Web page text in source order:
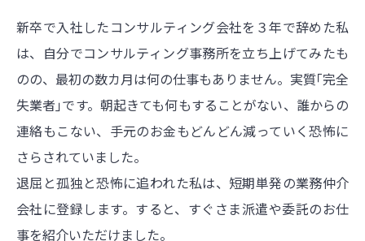
新卒で入社したコンサルティング会社を３年で辞めた私
は、自分でコンサルティング事務所を立ち上げてみたも
のの、最初の数カ月は何の仕事もありません。実質｢完全
失業者｣です。朝起きても何もすることがない、誰からの
連絡もこない、手元のお金もどんどん減っていく恐怖に
さらされていました。
退屈と孤独と恐怖に追われた私は、短期単発の業務仲介
会社に登録します。すると、すぐさま派遣や委託のお仕
事を紹介いただけました。